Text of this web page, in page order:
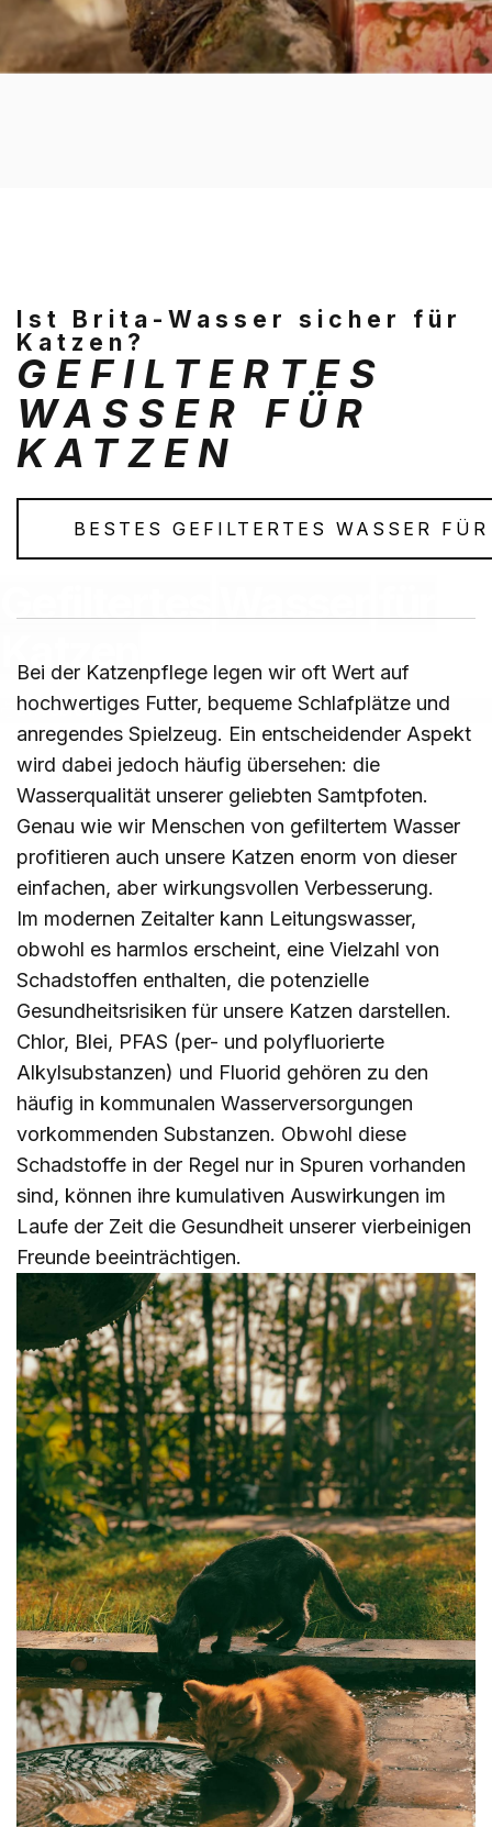
GefiltertesWasserfür
Katzen
27. Februar 2024
Ist Brita-Wasser sicher für
Katzen?
GEFILTERTES
WASSER FÜR
KATZEN
BESTES GEFILTERTES WASSER
Bei der Katzenpflege legen wir oft Wert auf
hochwertiges Futter, bequeme Schlafplätze und
anregendes Spielzeug. Ein entscheidender Aspekt
wird dabei jedoch häufig übersehen: die
Wasserqualität unserer geliebten Samtpfoten.
Genau wie wir Menschen von gefiltertem Wasser
profitieren auch unsere Katzen enorm von dieser
einfachen, aber wirkungsvollen Verbesserung.
Im modernen Zeitalter kann Leitungswasser,
obwohl es harmlos erscheint, eine Vielzahl von
Schadstoffen enthalten, die potenzielle
Gesundheitsrisiken für unsere Katzen darstellen.
Chlor, Blei, PFAS (per- und polyfluorierte
Alkylsubstanzen) und Fluorid gehören zu den
häufig in kommunalen Wasserversorgungen
vorkommenden Substanzen. Obwohl diese
Schadstoffe in der Regel nur in Spuren vorhanden
sind, können ihre kumulativen Auswirkungen im
Laufe der Zeit die Gesundheit unserer vierbeinigen
Freunde beeinträchtigen.